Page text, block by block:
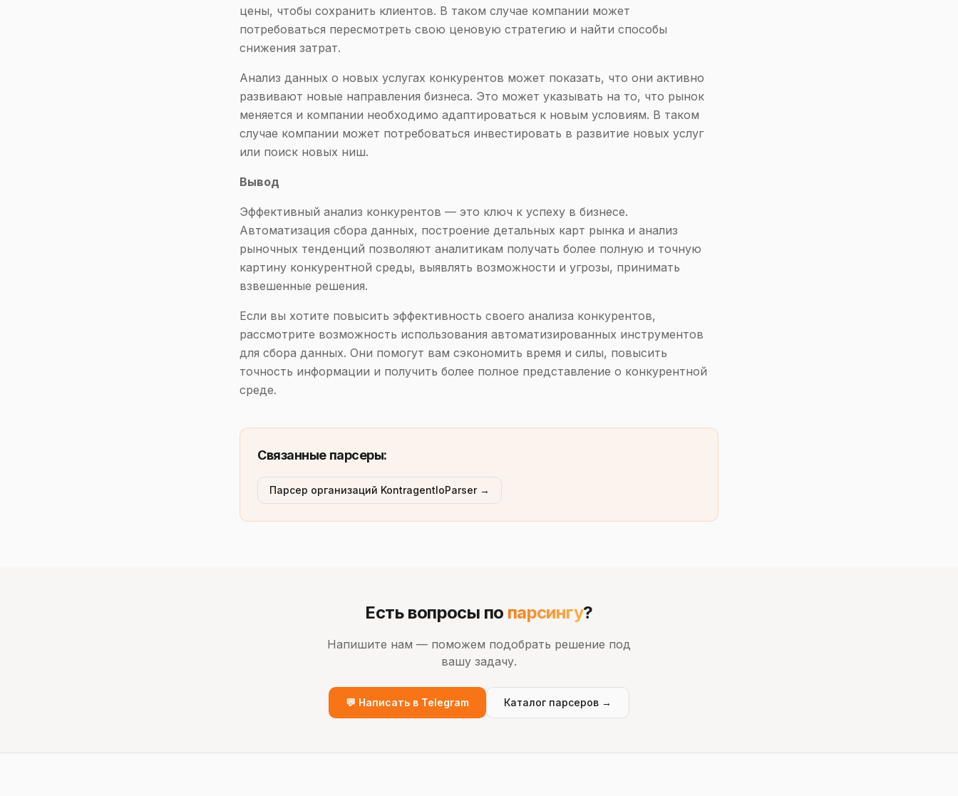
цены, чтобы сохранить клиентов. В таком случае компании может
потребоваться пересмотреть свою ценовую стратегию и найти способы
снижения затрат.
Анализ данных о новых услугах конкурентов может показать, что они активно
развивают новые направления бизнеса. Это может указывать на то, что рынок
меняется и компании необходимо адаптироваться к новым условиям. В таком
случае компании может потребоваться инвестировать в развитие новых услуг
или поиск новых ниш.
Вывод
Эффективный анализ конкурентов — это ключ к успеху в бизнесе.
Автоматизация сбора данных, построение детальных карт рынка и анализ
рыночных тенденций позволяют аналитикам получать более полную и точную
картину конкурентной среды, выявлять возможности и угрозы, принимать
взвешенные решения.
Если вы хотите повысить эффективность своего анализа конкурентов,
рассмотрите возможность использования автоматизированных инструментов
для сбора данных. Они помогут вам сэкономить время и силы, повысить
точность информации и получить более полное представление о конкурентной
среде.
Связанные парсеры:
Парсер организаций KontragentIoParser →
Есть вопросы по парсингу?
Напишите нам — поможем подобрать решение под
вашу задачу.
💬 Написать в Telegram Каталог парсеров →